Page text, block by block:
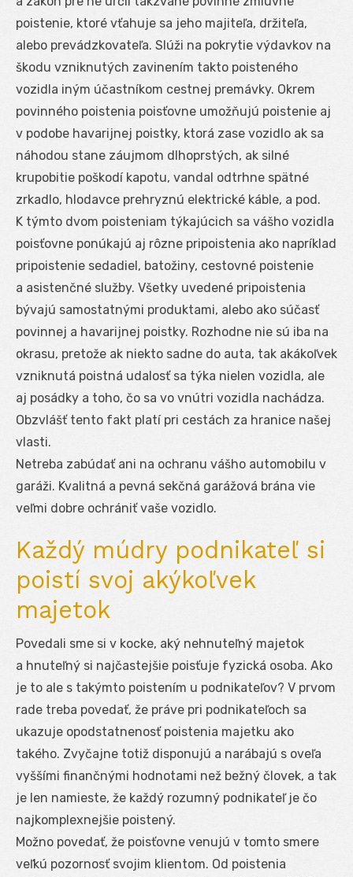
poistenie, ktoré vťahuje sa jeho majiteľa, držiteľa,
alebo prevádzkovateľa. Slúži na pokrytie výdavkov na
škodu vzniknutých zavinením takto poisteného
vozidla iným účastníkom cestnej premávky. Okrem
povinného poistenia poisťovne umožňujú poistenie aj
v podobe havarijnej poistky, ktorá zase vozidlo ak sa
náhodou stane záujmom dlhoprstých, ak silné
krupobitie poškodí kapotu, vandal odtrhne spätné
zrkadlo, hlodavce prehryznú elektrické káble, a pod.
K týmto dvom poisteniam týkajúcich sa vášho vozidla
poisťovne ponúkajú aj rôzne pripoistenia ako napríklad
pripoistenie sedadiel, batožiny, cestovné poistenie
a asistenčné služby. Všetky uvedené pripoistenia
bývajú samostatnými produktami, alebo ako súčasť
povinnej a havarijnej poistky. Rozhodne nie sú iba na
okrasu, pretože ak niekto sadne do auta, tak akákoľvek
vzniknutá poistná udalosť sa týka nielen vozidla, ale
aj posádky a toho, čo sa vo vnútri vozidla nachádza.
Obzvlášť tento fakt platí pri cestách za hranice našej
vlasti.
Netreba zabúdať ani na ochranu vášho automobilu v
garáži. Kvalitná a pevná sekčná garážová brána vie
veľmi dobre ochrániť vaše vozidlo.
Každý múdry podnikateľ si
poistí svoj akýkoľvek
majetok
Povedali sme si v kocke, aký nehnuteľný majetok
a hnuteľný si najčastejšie poisťuje fyzická osoba. Ako
je to ale s takýmto poistením u podnikateľov? V prvom
rade treba povedať, že práve pri podnikateľoch sa
ukazuje opodstatnenosť poistenia majetku ako
takého. Zvyčajne totiž disponujú a narábajú s oveľa
vyššími finančnými hodnotami než bežný človek, a tak
je len namieste, že každý rozumný podnikateľ je čo
najkomplexnejšie poistený.
Možno povedať, že poisťovne venujú v tomto smere
veľkú pozornosť svojim klientom. Od poistenia